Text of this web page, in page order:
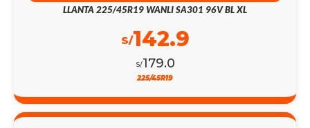
LLANTA 225/45R19 WANLI SA301 96V BL XL
S/179.0
S/142.9
225/45R19